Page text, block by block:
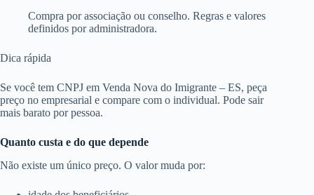
Compra por associação ou conselho. Regras e valores
definidos por administradora.
Dica rápida
Se você tem CNPJ em Venda Nova do Imigrante – ES, peça
preço no empresarial e compare com o individual. Pode sair
mais barato por pessoa.
Quanto custa e do que depende
Não existe um único preço. O valor muda por: